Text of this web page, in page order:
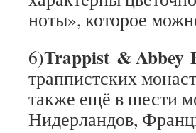
ноты», которое
6)Trappist & Abbey
траппистских
также ещё в шести
Нидерландов,